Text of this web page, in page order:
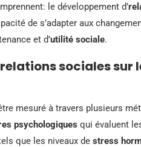
le développement d’
de s’adapter aux
et d’utilité sociale.
sociales sur
mesuré à travers plusieurs
psychologiques qui évaluent
que les niveaux de stress